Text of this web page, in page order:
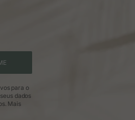
para o
dados
Mais